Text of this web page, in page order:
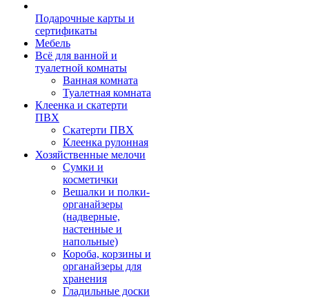
Подарочные карты и
сертификаты
Мебель
Всё для ванной и
туалетной комнаты
Ванная комната
Туалетная комната
Клеенка и скатерти
ПВХ
Скатерти ПВХ
Клеенка рулонная
Хозяйственные мелочи
Сумки и
косметички
Вешалки и полки-
органайзеры
(надверные,
настенные и
напольные)
Короба, корзины и
органайзеры для
хранения
Гладильные доски